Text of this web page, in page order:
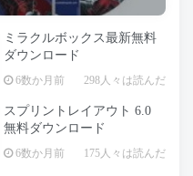
ミラクルボックス最新無料
ダウンロード
6数か月前 298人々は読んだ
スプリントレイアウト 6.0
無料ダウンロード
6数か月前 175人々は読んだ